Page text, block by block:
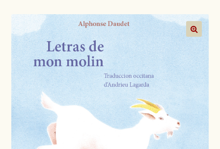
Actualités
L’éditeur
Contact
Mon compte
🔍